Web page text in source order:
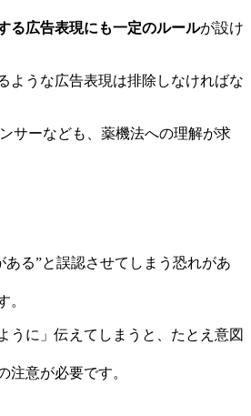
る広告表現にも一定のルールが設け
ような広告表現は排除しなければな
サーなども、薬機法への理解が求
る”と誤認させてしまう恐れがあ
。
うに」伝えてしまうと、たとえ意図
意が必要です。